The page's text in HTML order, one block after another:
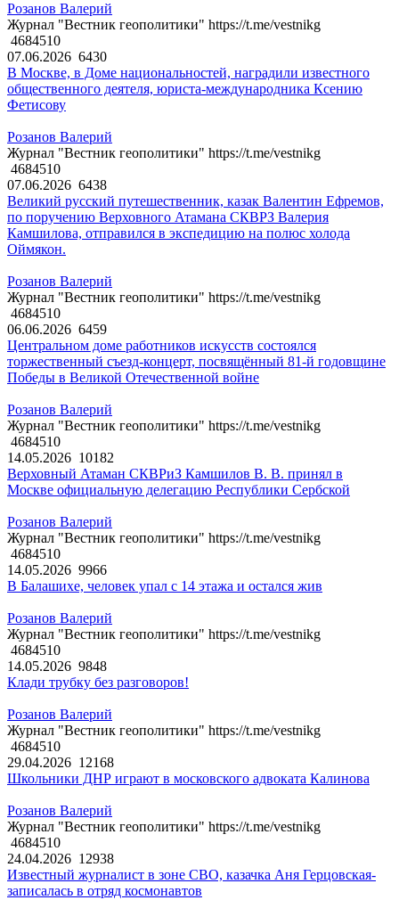
Розанов Валерий
Журнал "Вестник геополитики" https://t.me/vestnikg
4684510
07.06.2026 6430
В Москве, в Доме национальностей, наградили известного
общественного деятеля, юриста-международника Ксению
Фетисову
Розанов Валерий
Журнал "Вестник геополитики" https://t.me/vestnikg
4684510
07.06.2026 6438
Великий русский путешественник, казак Валентин Ефремов,
по поручению Верховного Атамана СКВРЗ Валерия
Камшилова, отправился в экспедицию на полюс холода
Оймякон.
Розанов Валерий
Журнал "Вестник геополитики" https://t.me/vestnikg
4684510
06.06.2026 6459
Центральном доме работников искусств состоялся
торжественный съезд-концерт, посвящённый 81-й годовщине
Победы в Великой Отечественной войне
Розанов Валерий
Журнал "Вестник геополитики" https://t.me/vestnikg
4684510
14.05.2026 10182
Верховный Атаман СКВРиЗ Камшилов В. В. принял в
Москве официальную делегацию Республики Сербской
Розанов Валерий
Журнал "Вестник геополитики" https://t.me/vestnikg
4684510
14.05.2026 9966
В Балашихе, человек упал с 14 этажа и остался жив
Розанов Валерий
Журнал "Вестник геополитики" https://t.me/vestnikg
4684510
14.05.2026 9848
Клади трубку без разговоров!
Розанов Валерий
Журнал "Вестник геополитики" https://t.me/vestnikg
4684510
29.04.2026 12168
Школьники ДНР играют в московского адвоката Калинова
Розанов Валерий
Журнал "Вестник геополитики" https://t.me/vestnikg
4684510
24.04.2026 12938
Известный журналист в зоне СВО, казачка Аня Герцовская-
записалась в отряд космонавтов